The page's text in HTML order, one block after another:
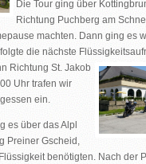
Die Tour ging über
Richtung Puchberg am
machten. Dann ging es
die nächste
Richtung St. Jakob
Uhr trafen wir
ein.
es über das Alpl
Preiner Gscheid,
benötigten. Nach der